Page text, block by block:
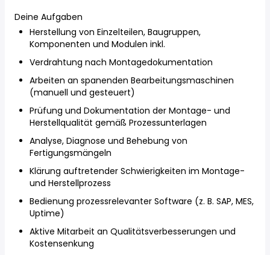
Deine Aufgaben
Herstellung von Einzelteilen, Baugruppen,
Komponenten und Modulen inkl.
Verdrahtung nach Montagedokumentation
Arbeiten an spanenden Bearbeitungsmaschinen
(manuell und gesteuert)
Prüfung und Dokumentation der Montage- und
Herstellqualität gemäß Prozessunterlagen
Analyse, Diagnose und Behebung von
Fertigungsmängeln
Klärung auftretender Schwierigkeiten im Montage-
und Herstellprozess
Bedienung prozessrelevanter Software (z. B. SAP, MES,
Uptime)
Aktive Mitarbeit an Qualitätsverbesserungen und
Kostensenkung